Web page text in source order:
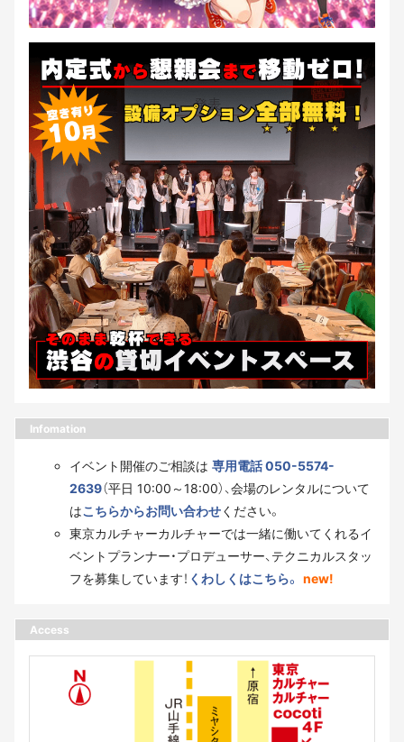
Infomation
イベント開催のご相談は 専用電話 050-5574-
2639（平日 10:00～18:00）、会場のレンタルについて
はこちらからお問い合わせください。
東京カルチャーカルチャーでは一緒に働いてくれるイ
ベントプランナー・プロデューサー、テクニカルスタッ
フを募集しています！ くわしくはこちら。 new!
Access